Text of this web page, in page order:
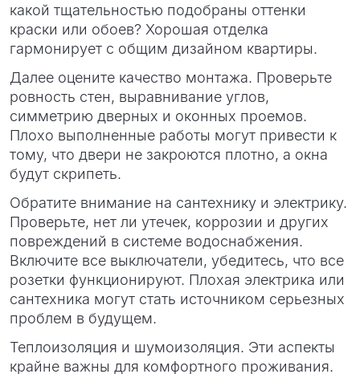
какой тщательностью подобраны оттенки
краски или обоев? Хорошая отделка
гармонирует с общим дизайном квартиры.
Далее оцените качество монтажа. Проверьте
ровность стен, выравнивание углов,
симметрию дверных и оконных проемов.
Плохо выполненные работы могут привести к
тому, что двери не закроются плотно, а окна
будут скрипеть.
Обратите внимание на сантехнику и электрику.
Проверьте, нет ли утечек, коррозии и других
повреждений в системе водоснабжения.
Включите все выключатели, убедитесь, что все
розетки функционируют. Плохая электрика или
сантехника могут стать источником серьезных
проблем в будущем.
Теплоизоляция и шумоизоляция. Эти аспекты
крайне важны для комфортного проживания.